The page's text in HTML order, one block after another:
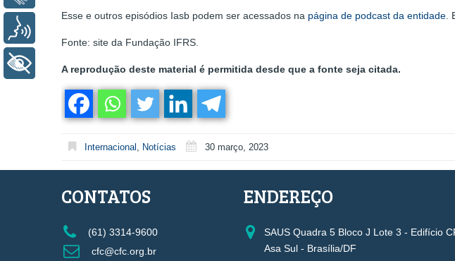
Esse e outros episódios Iasb podem ser acessados na página de podcast da entidade.
Fonte: site da Fundação IFRS.
A reprodução deste material é permitida desde que a fonte seja citada.
Internacional , Notícias 30 março, 2023
CONTATOS
(61) 3314-9600
cfc@cfc.org.br
ENDEREÇO
SAUS Quadra 5 Bloco J Lote 3 - Edifício
Asa Sul - Brasília/DF
+ Acessibilidade